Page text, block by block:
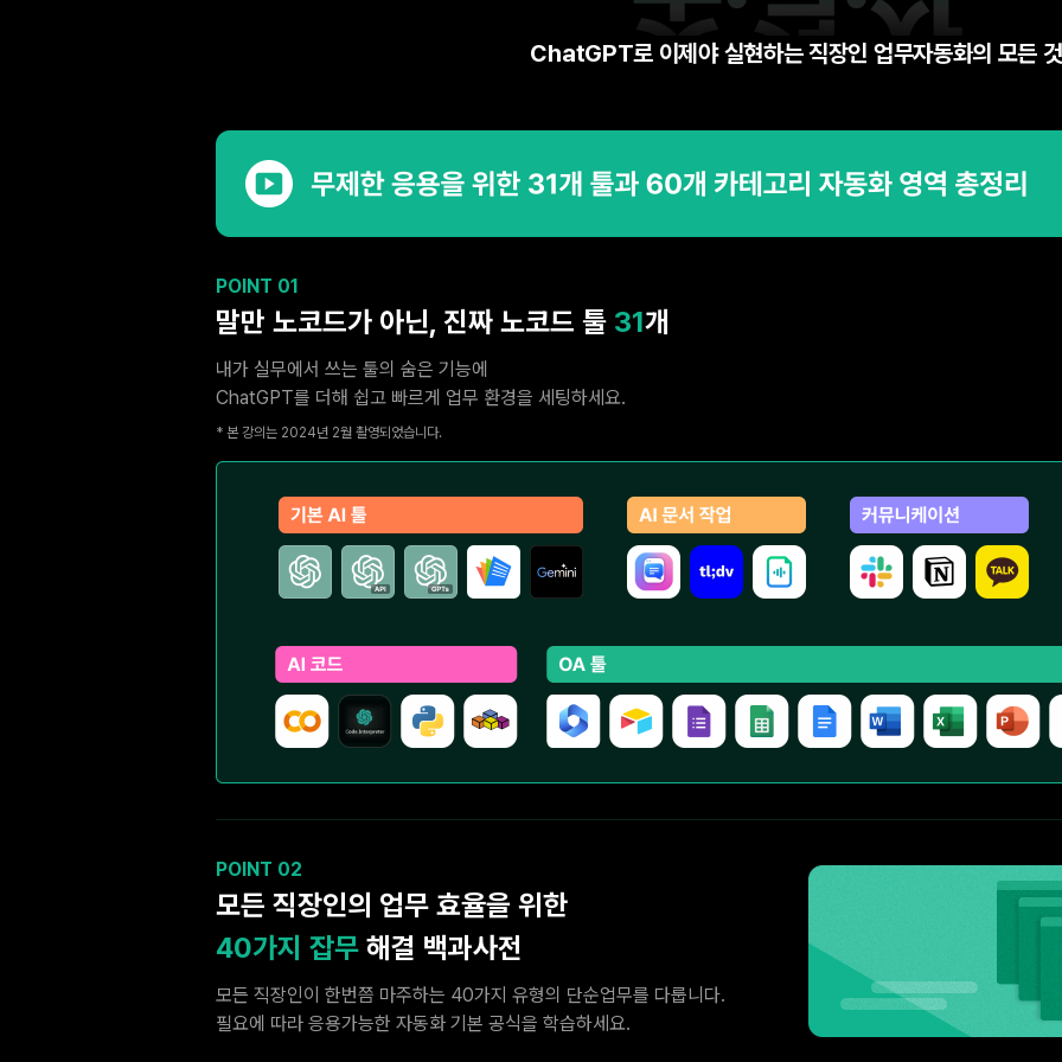
ChatGPT로 이제야 실현하는 직장인 업무자동화의 모든 것
POINT 01
말만 노코드가 아닌, 진짜 노코드 툴 31개
내가 실무에서 쓰는 툴의 숨은 기능에
ChatGPT를 더해 쉽고 빠르게 업무 환경을 세팅하세요.
* 본 강의는 2024년 2월 촬영되었습니다.
POINT 02
모든 직장인의 업무 효율을 위한
40가지 잡무 해결 백과사전
모든 직장인이 한번쯤 마주하는 40가지 유형의 단순업무를 다룹니다.
필요에 따라 응용가능한 자동화 기본 공식을 학습하세요.